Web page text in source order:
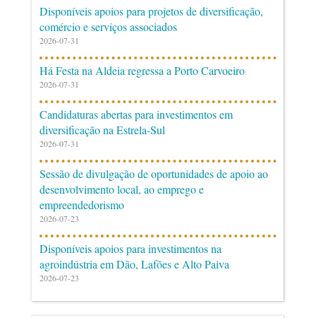
Disponíveis apoios para projetos de diversificação,
comércio e serviços associados
2026-07-31
Há Festa na Aldeia regressa a Porto Carvoeiro
2026-07-31
Candidaturas abertas para investimentos em
diversificação na Estrela-Sul
2026-07-31
Sessão de divulgação de oportunidades de apoio ao
desenvolvimento local, ao emprego e
empreendedorismo
2026-07-23
Disponíveis apoios para investimentos na
agroindústria em Dão, Lafões e Alto Paiva
2026-07-23